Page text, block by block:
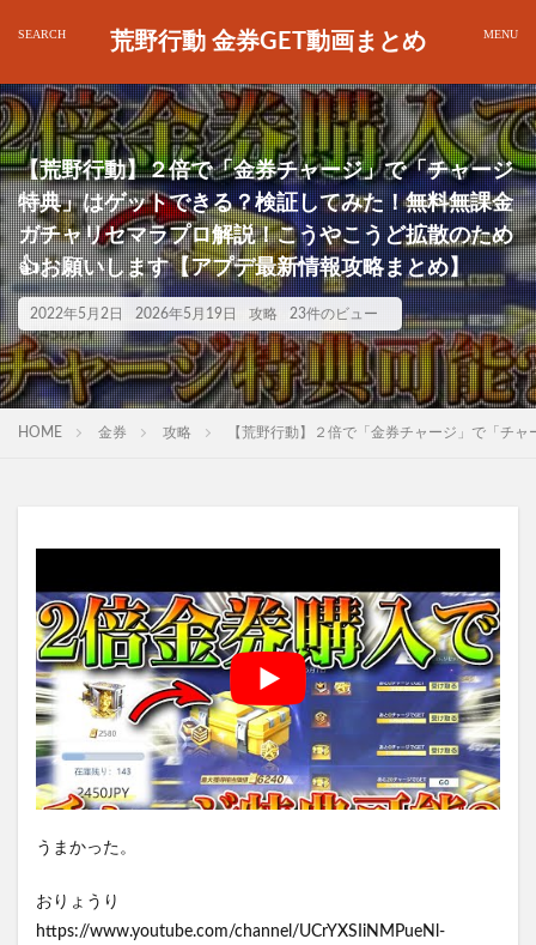
荒野行動 金券GET動画まとめ
【荒野行動】２倍で「金券チャージ」で「チャージ
特典」はゲットできる？検証してみた！無料無課金
ガチャリセマラプロ解説！こうやこうど拡散のため
👍お願いします【アプデ最新情報攻略まとめ】
2022年5月2日 2026年5月19日 攻略 23件のビュー
HOME 金券 攻略 【荒野行動】２倍で「金券チャージ」で「チ
うまかった。
おりょうり
https://www.youtube.com/channel/UCrYXSIiNMPueNl-